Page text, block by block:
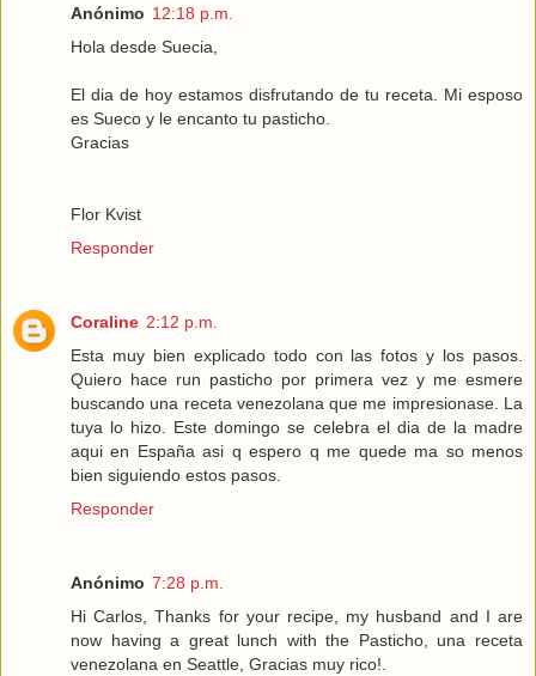
Anónimo 12:18 p.m.
Hola desde Suecia,
El dia de hoy estamos disfrutando de tu receta. Mi esposo
es Sueco y le encanto tu pasticho.
Gracias
Flor Kvist
Responder
Coraline 2:12 p.m.
Esta muy bien explicado todo con las fotos y los pasos.
Quiero hace run pasticho por primera vez y me esmere
buscando una receta venezolana que me impresionase. La
tuya lo hizo. Este domingo se celebra el dia de la madre
aqui en España asi q espero q me quede ma so menos
bien siguiendo estos pasos.
Responder
Anónimo 7:28 p.m.
Hi Carlos, Thanks for your recipe, my husband and I are
now having a great lunch with the Pasticho, una receta
venezolana en Seattle, Gracias muy rico!.